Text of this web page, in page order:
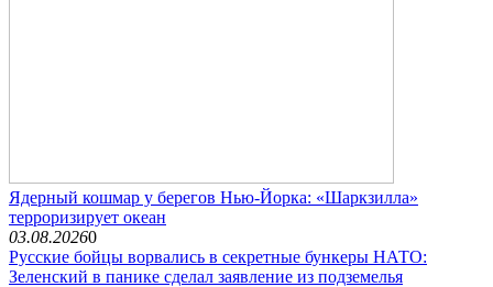
Ядерный кошмар у берегов Нью-Йорка: «Шаркзилла»
терроризирует океан
03.08.20260
Русские бойцы ворвались в секретные бункеры НАТО:
Зеленский в панике сделал заявление из подземелья